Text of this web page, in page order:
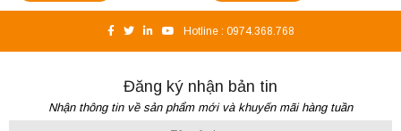
Hotline : 0974.368.768
Đăng ký nhận bản tin
Nhận thông tin về sản phẩm mới và khuyến mãi hàng tuần